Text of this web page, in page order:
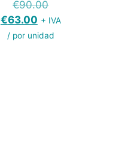
€90.00
€63.00 + IVA
/ por unidad